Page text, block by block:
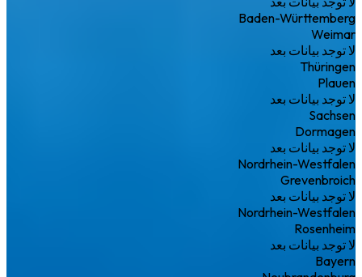
Baden-Württemberg
Weimar
لا توجد بيانات بعد
Thüringen
Plauen
لا توجد بيانات بعد
Sachsen
Dormagen
لا توجد بيانات بعد
Nordrhein-Westfalen
Grevenbroich
لا توجد بيانات بعد
Nordrhein-Westfalen
Rosenheim
لا توجد بيانات بعد
Bayern